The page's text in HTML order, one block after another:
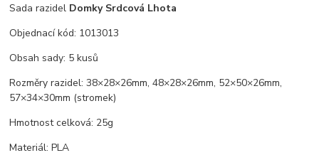
Sada razidel Domky Srdcová Lhota
Objednací kód: 1013013
Obsah sady: 5 kusů
Rozměry razidel: 38×28×26mm, 48×28×26mm, 52×50×26mm,
57×34×30mm (stromek)
Hmotnost celková: 25g
Materiál: PLA